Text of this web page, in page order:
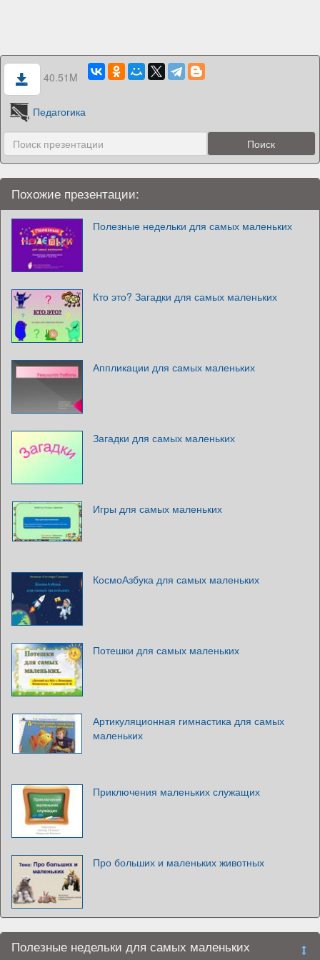
40.51M
Педагогика
Похожие презентации:
Полезные недельки для самых маленьких
Кто это? Загадки для самых маленьких
Аппликации для самых маленьких
Загадки для самых маленьких
Игры для самых маленьких
КосмоАзбука для самых маленьких
Потешки для самых маленьких
Артикуляционная гимнастика для самых
маленьких
Приключения маленьких служащих
Про больших и маленьких животных
Полезные недельки для самых маленьких